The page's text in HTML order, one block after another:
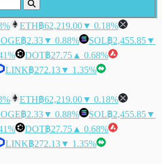
ETH฿62,219.00▼ 0.18%
฿2.33▼ 0.88% SOL฿2,455.85▼
DOT฿27.75 ▲ 0.68%
LINK฿272.13▼ 1.35%
ETH฿62,219.00▼ 0.18%
฿2.33▼ 0.88% SOL฿2,455.85▼
DOT฿27.75 ▲ 0.68%
LINK฿272.13▼ 1.35%